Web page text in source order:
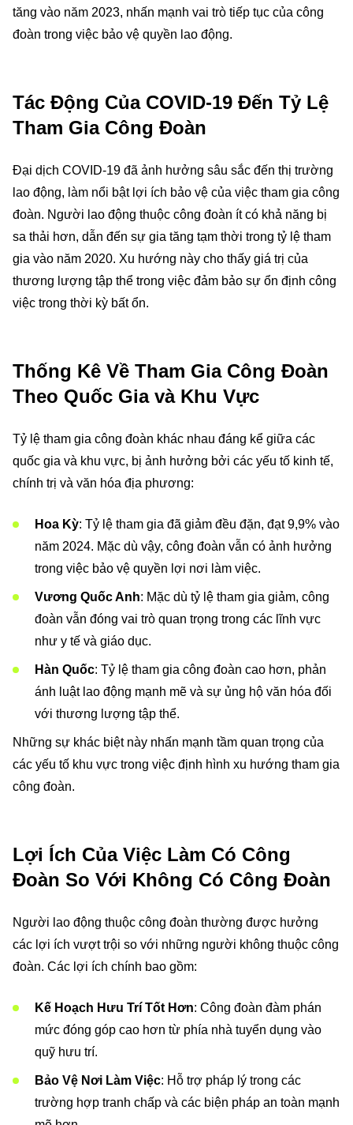
tăng vào năm 2023, nhấn mạnh vai trò tiếp tục của công
đoàn trong việc bảo vệ quyền lao động.
Tác Động Của COVID-19 Đến Tỷ Lệ
Tham Gia Công Đoàn
Đại dịch COVID-19 đã ảnh hưởng sâu sắc đến thị trường
lao động, làm nổi bật lợi ích bảo vệ của việc tham gia công
đoàn. Người lao động thuộc công đoàn ít có khả năng bị
sa thải hơn, dẫn đến sự gia tăng tạm thời trong tỷ lệ tham
gia vào năm 2020. Xu hướng này cho thấy giá trị của
thương lượng tập thể trong việc đảm bảo sự ổn định công
việc trong thời kỳ bất ổn.
Thống Kê Về Tham Gia Công Đoàn
Theo Quốc Gia và Khu Vực
Tỷ lệ tham gia công đoàn khác nhau đáng kể giữa các
quốc gia và khu vực, bị ảnh hưởng bởi các yếu tố kinh tế,
chính trị và văn hóa địa phương:
Hoa Kỳ: Tỷ lệ tham gia đã giảm đều đặn, đạt 9,9% vào
năm 2024. Mặc dù vậy, công đoàn vẫn có ảnh hưởng
trong việc bảo vệ quyền lợi nơi làm việc.
Vương Quốc Anh: Mặc dù tỷ lệ tham gia giảm, công
đoàn vẫn đóng vai trò quan trọng trong các lĩnh vực
như y tế và giáo dục.
Hàn Quốc: Tỷ lệ tham gia công đoàn cao hơn, phản
ánh luật lao động mạnh mẽ và sự ủng hộ văn hóa đối
với thương lượng tập thể.
Những sự khác biệt này nhấn mạnh tầm quan trọng của
các yếu tố khu vực trong việc định hình xu hướng tham gia
công đoàn.
Lợi Ích Của Việc Làm Có Công
Đoàn So Với Không Có Công Đoàn
Người lao động thuộc công đoàn thường được hưởng
các lợi ích vượt trội so với những người không thuộc công
đoàn. Các lợi ích chính bao gồm:
Kế Hoạch Hưu Trí Tốt Hơn: Công đoàn đàm phán
mức đóng góp cao hơn từ phía nhà tuyển dụng vào
quỹ hưu trí.
Bảo Vệ Nơi Làm Việc: Hỗ trợ pháp lý trong các
trường hợp tranh chấp và các biện pháp an toàn mạnh